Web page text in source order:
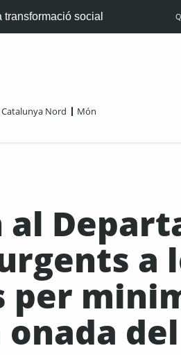
social
Catalunya Nord Món
al
a
per
onada